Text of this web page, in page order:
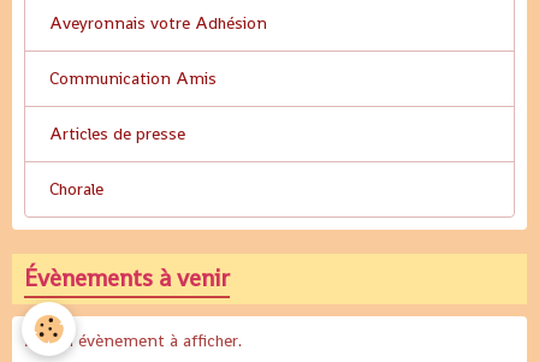
Aveyronnais votre Adhésion
Communication Amis
Articles de presse
Chorale
Évènements à venir
Aucun évènement à afficher.